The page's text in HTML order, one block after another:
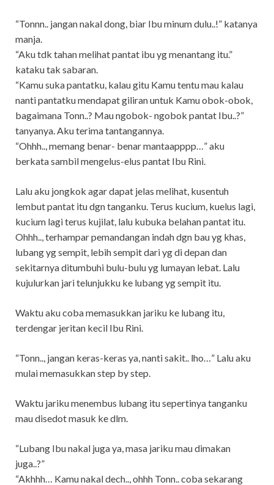
“Tonnn.. jangan nakal dong, biar Ibu minum dulu..!” katanya
manja.
“Aku tdk tahan melihat pantat ibu yg menantang itu.”
kataku tak sabaran.
“Kamu suka pantatku, kalau gitu Kamu tentu mau kalau
nanti pantatku mendapat giliran untuk Kamu obok-obok,
bagaimana Tonn..? Mau ngobok- ngobok pantat Ibu..?”
tanyanya. Aku terima tantangannya.
“Ohhh.., memang benar- benar mantaapppp…” aku
berkata sambil mengelus-elus pantat Ibu Rini.
Lalu aku jongkok agar dapat jelas melihat, kusentuh
lembut pantat itu dgn tanganku. Terus kucium, kuelus lagi,
kucium lagi terus kujilat, lalu kubuka belahan pantat itu.
Ohhh.., terhampar pemandangan indah dgn bau yg khas,
lubang yg sempit, lebih sempit dari yg di depan dan
sekitarnya ditumbuhi bulu-bulu yg lumayan lebat. Lalu
kujulurkan jari telunjukku ke lubang yg sempit itu.
Waktu aku coba memasukkan jariku ke lubang itu,
terdengar jeritan kecil Ibu Rini.
“Tonn.., jangan keras-keras ya, nanti sakit.. lho…” Lalu aku
mulai memasukkan step by step.
Waktu jariku menembus lubang itu sepertinya tanganku
mau disedot masuk ke dlm.
“Lubang Ibu nakal juga ya, masa jariku mau dimakan
juga..?”
“Akhhh… Kamu nakal dech.., ohhh Tonn.. coba sekarang